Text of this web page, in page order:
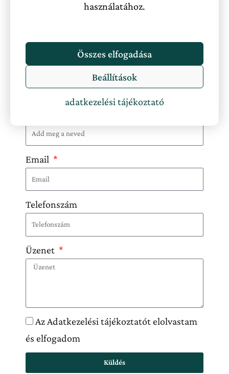
használatához.
Összes elfogadása
Beállítások
adatkezelési tájékoztató
Üzenet küldése a szállásadónak
Email
Telefonszám
Üzenet
Az Adatkezelési tájékoztatót elolvastam
és elfogadom
Küldés